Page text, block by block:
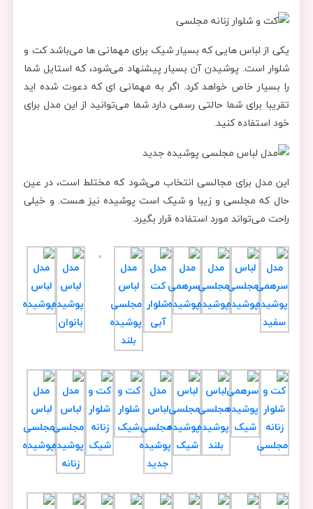
یکی از لباس هایی که بسیار شیک برای مهمانی ها می‌باشد کت و
شلوار است. پوشیدن آن بسیار پیشنهاد می‌شود، که استایل شما
را بسیار خاص خواهد کرد. اگر به مهمانی ای که دعوت شده اید
تقریبا برای شما حالتی رسمی دارد شما می‌توانید از این مدل برای
خود استفاده کنید.
این مدل برای مجالسی انتخاب می‌شود که مختلط است، در عین
حال که مجلسی و زیبا و شیک است پوشیده نیز هست. و خیلی
راحت می‌تواند مورد استفاده قرار بگیرد.